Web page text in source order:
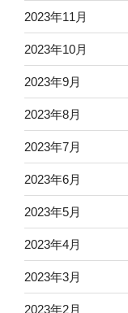
2023年11月
2023年10月
2023年9月
2023年8月
2023年7月
2023年6月
2023年5月
2023年4月
2023年3月
2023年2月